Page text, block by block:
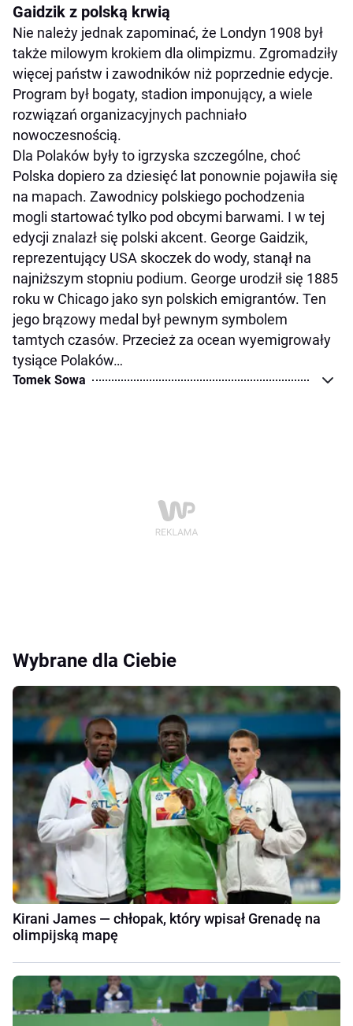
Gaidzik z polską krwią
Nie należy jednak zapominać, że Londyn 1908 był
także milowym krokiem dla olimpizmu. Zgromadziły
więcej państw i zawodników niż poprzednie edycje.
Program był bogaty, stadion imponujący, a wiele
rozwiązań organizacyjnych pachniało
nowoczesnością.
Dla Polaków były to igrzyska szczególne, choć
Polska dopiero za dziesięć lat ponownie pojawiła się
na mapach. Zawodnicy polskiego pochodzenia
mogli startować tylko pod obcymi barwami. I w tej
edycji znalazł się polski akcent. George Gaidzik,
reprezentujący USA skoczek do wody, stanął na
najniższym stopniu podium. George urodził się 1885
roku w Chicago jako syn polskich emigrantów. Ten
jego brązowy medal był pewnym symbolem
tamtych czasów. Przecież za ocean wyemigrowały
tysiące Polaków…
Tomek Sowa
Wybrane dla Ciebie
Kirani James — chłopak, który wpisał Grenadę na
olimpijską mapę